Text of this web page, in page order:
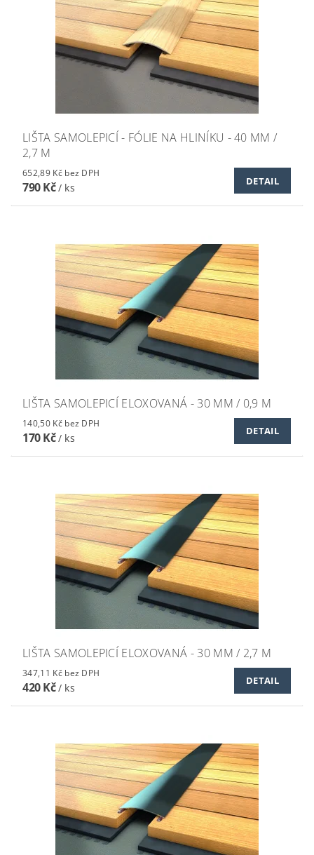
LIŠTA SAMOLEPICÍ - FÓLIE NA HLINÍKU - 40 MM /
2,7 M
652,89 Kč bez DPH
790 Kč/ ks
DETAIL
LIŠTA SAMOLEPICÍ ELOXOVANÁ - 30 MM / 0,9 M
140,50 Kč bez DPH
170 Kč/ ks
DETAIL
LIŠTA SAMOLEPICÍ ELOXOVANÁ - 30 MM / 2,7 M
347,11 Kč bez DPH
420 Kč/ ks
DETAIL